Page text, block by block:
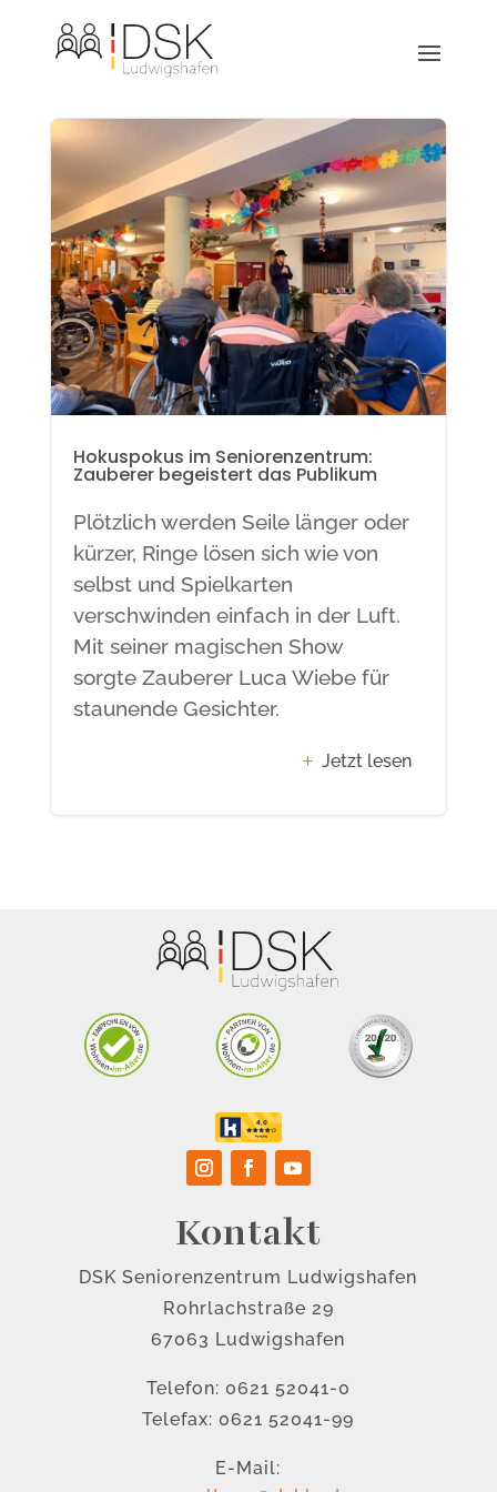
Hokuspokus im Seniorenzentrum:
Zauberer begeistert das Publikum
Plötzlich werden Seile länger oder
kürzer, Ringe lösen sich wie von
selbst und Spielkarten
verschwinden einfach in der Luft.
Mit seiner magischen Show
sorgte Zauberer Luca Wiebe für
staunende Gesichter.
Jetzt lesen
Kontakt
DSK Seniorenzentrum Ludwigshafen
Rohrlachstraße 29
67063 Ludwigshafen
Telefon: 0621 52041-0
Telefax: 0621 52041-99
E-Mail: